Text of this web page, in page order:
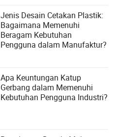
Jenis Desain Cetakan Plastik:
Bagaimana Memenuhi
Beragam Kebutuhan
Pengguna dalam Manufaktur?
Apa Keuntungan Katup
Gerbang dalam Memenuhi
Kebutuhan Pengguna Industri?